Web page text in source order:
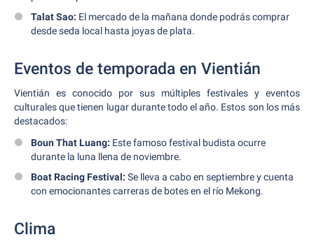
Talat Sao: El mercado de la mañana donde podrás comprar
desde seda local hasta joyas de plata.
Eventos de temporada en Vientián
Vientián es conocido por sus múltiples festivales y eventos
culturales que tienen lugar durante todo el año. Estos son los más
destacados:
Boun That Luang: Este famoso festival budista ocurre
durante la luna llena de noviembre.
Boat Racing Festival: Se lleva a cabo en septiembre y cuenta
con emocionantes carreras de botes en el río Mekong.
Clima